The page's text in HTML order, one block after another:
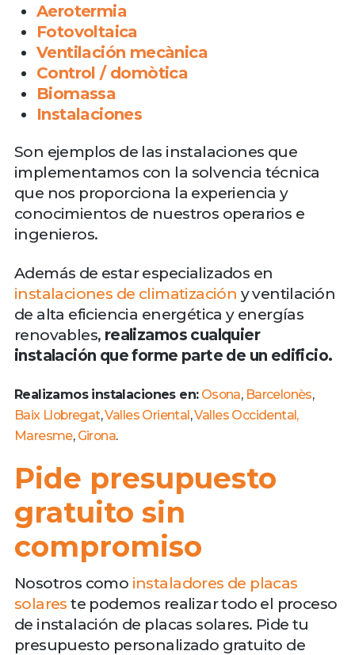
Aerotermia
Fotovoltaica
Ventilación mecànica
Control / domòtica
Biomassa
Instalaciones
Son ejemplos de las instalaciones que
implementamos con la solvencia técnica
que nos proporciona la experiencia y
conocimientos de nuestros operarios e
ingenieros.
Además de estar especializados en
instalaciones de climatización y ventilación
de alta eficiencia energética y energías
renovables, realizamos cualquier
instalación que forme parte de un edificio.
Realizamos instalaciones en: Osona, Barcelonès,
Baix Llobregat,Valles Oriental,Valles Occidental,
Maresme, Girona.
Pide presupuesto
gratuito sin
compromiso
Nosotros como instaladores de placas
solares te podemos realizar todo el proceso
de instalación de placas solares. Pide tu
presupuesto personalizado gratuito de